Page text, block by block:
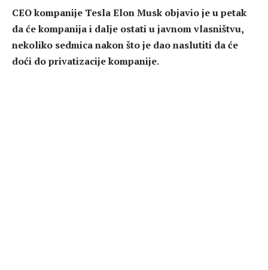
CEO kompanije Tesla Elon Musk objavio je u petak
da će kompanija i dalje ostati u javnom vlasništvu,
nekoliko sedmica nakon što je dao naslutiti da će
doći do privatizacije kompanije.